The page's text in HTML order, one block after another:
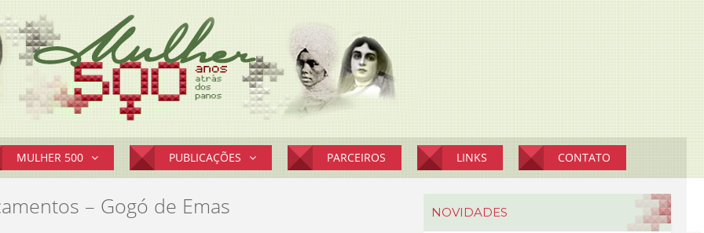
MULHER 500 PUBLICAÇÕES PARCEIROS LINKS CONTATO
– Gogó de Emas NOVIDADES